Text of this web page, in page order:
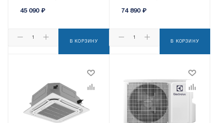
45 090₽
В КОРЗИНУ
74 890₽
В КОРЗИНУ